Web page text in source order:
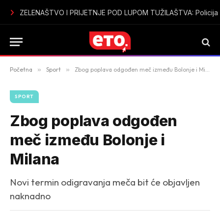
ZELENAŠTVO I PRIJETNJE POD LUPOM TUŽILAŠTVA:
Početna » Sport » Zbog poplava odgođen meč između Bolonje i Milana
SPORT
Zbog poplava odgođen
meč između Bolonje i
Milana
Novi termin odigravanja meča bit će objavljen
naknadno